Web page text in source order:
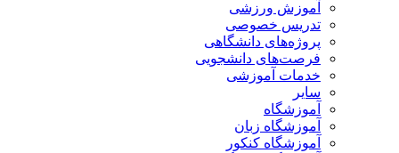
آموزش ورزشی
تدریس خصوصی
پروژه‌های دانشگاهی
فرصت‌های دانشجویی
خدمات آموزشی
سایر
آموزشگاه
آموزشگاه زبان
آموزشگاه کنکور